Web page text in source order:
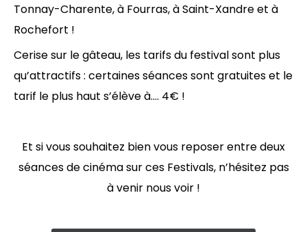
Tonnay-Charente, à Fourras, à Saint-Xandre et à
Rochefort !
Cerise sur le gâteau, les tarifs du festival sont plus
qu’attractifs : certaines séances sont gratuites et le
tarif le plus haut s’élève à…. 4€ !
Et si vous souhaitez bien vous reposer entre deux
séances de cinéma sur ces Festivals, n’hésitez pas
à venir nous voir !